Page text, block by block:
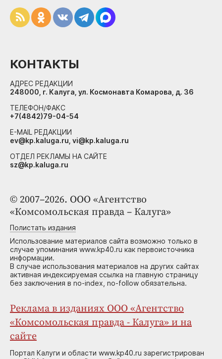
© 2007–2026. ООО «Агентство
«Комсомольская правда – Калуга»
Полистать издания
Использование материалов сайта возможно только в
случае упоминания www.kp40.ru как первоисточника
информации.
В случае использования материалов на других сайтах
активная индексируемая ссылка на главную страницу
без заключения в no-index, no-follow обязательна.
Реклама в изданиях ООО «Агентство
«Комсомольская правда - Калуга» и на
сайте
Портал Калуги и области www.kp40.ru зарегистрирован
КОНТАКТЫ
АДРЕС РЕДАКЦИИ
248000, г. Калуга, ул. Космонавта Комарова, д. 36
ТЕЛЕФОН/ФАКС
+7(4842)79-04-54
E-MAIL РЕДАКЦИИ
ev@kp.kaluga.ru, vi@kp.kaluga.ru
ОТДЕЛ РЕКЛАМЫ НА САЙТЕ
sz@kp.kaluga.ru